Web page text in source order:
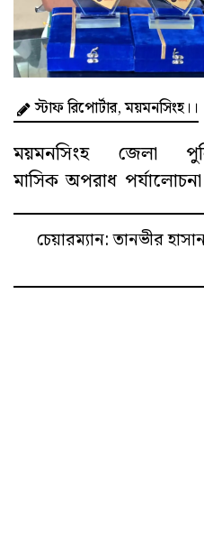
স্টাফ রিপোর্টার, ময়মনসিংহ।।
ময়মনসিংহ জেলা
মাসিক অপরাধ
চেয়ারম্যান: তানভীর